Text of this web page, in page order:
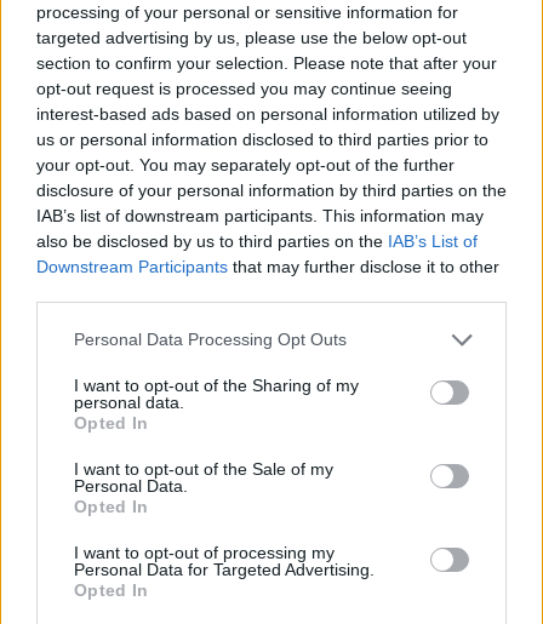
processing of your personal or sensitive information for
targeted advertising by us, please use the below opt-out
section to confirm your selection. Please note that after your
opt-out request is processed you may continue seeing
interest-based ads based on personal information utilized by
us or personal information disclosed to third parties prior to
your opt-out. You may separately opt-out of the further
disclosure of your personal information by third parties on the
IAB’s list of downstream participants. This information may
also be disclosed by us to third parties on the IAB’s List of
Downstream Participants that may further disclose it to other
Personal Data Processing Opt Outs
I want to opt-out of the Sharing of my
personal data.
Opted In
I want to opt-out of the Sale of my
Personal Data.
Opted In
I want to opt-out of processing my
Personal Data for Targeted Advertising.
Opted In
"Todo el mundo dice que le echará de menos y están
mintiendo. Con todo el daño que nos ha hecho, yo seré
muy feliz cuando se vaya"
Recordemos que aunque Rivers consiguió ganar el anillo
en 2008, los Lakers con Kobe Bryant como MVP de las
Finales doblegaron a los Celtics dos años después;
"Algo ocurrió en 2010"